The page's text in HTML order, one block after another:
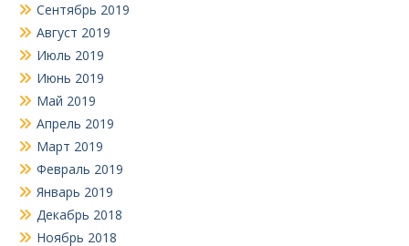
Сентябрь 2019
Август 2019
Июль 2019
Июнь 2019
Май 2019
Апрель 2019
Март 2019
Февраль 2019
Январь 2019
Декабрь 2018
Ноябрь 2018